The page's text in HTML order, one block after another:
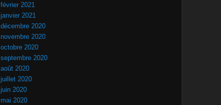
février 2021
janvier 2021
décembre 2020
novembre 2020
octobre 2020
septembre 2020
août 2020
juillet 2020
juin 2020
mai 2020